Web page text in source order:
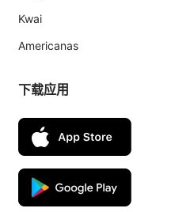
Kwai
Americanas
下载应用